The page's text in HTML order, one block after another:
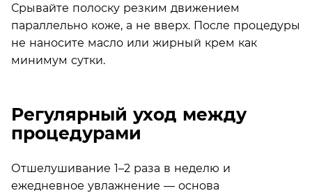
Срывайте полоску резким движением
параллельно коже, а не вверх. После процедуры
не наносите масло или жирный крем как
минимум сутки.
Регулярный уход между
процедурами
Отшелушивание 1–2 раза в неделю и
ежедневное увлажнение — основа